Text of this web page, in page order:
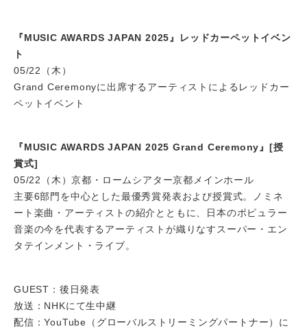
『MUSIC AWARDS JAPAN 2025』レッドカーペットイベン
ト
05/22（木）
Grand Ceremonyに出席するアーティストによるレッドカー
ペットイベント
『MUSIC AWARDS JAPAN 2025 Grand Ceremony』[授
賞式]
05/22（木）京都・ロームシアター京都メインホール
主要6部門を中心とした最優秀賞発表および授賞式。ノミネ
ート楽曲・アーティストの紹介とともに、日本のポピュラー
音楽の今を代表するアーティストが織りなすスーパー・エン
タテインメント・ライブ。
GUEST：後日発表
放送：NHKにて生中継
配信：YouTube（グローバルストリーミングパートナー）に